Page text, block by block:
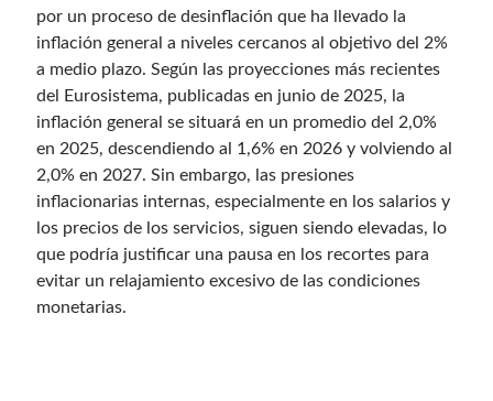
por un proceso de desinflación que ha llevado la
inflación general a niveles cercanos al objetivo del 2%
a medio plazo. Según las proyecciones más recientes
del Eurosistema, publicadas en junio de 2025, la
inflación general se situará en un promedio del 2,0%
en 2025, descendiendo al 1,6% en 2026 y volviendo al
2,0% en 2027. Sin embargo, las presiones
inflacionarias internas, especialmente en los salarios y
los precios de los servicios, siguen siendo elevadas, lo
que podría justificar una pausa en los recortes para
evitar un relajamiento excesivo de las condiciones
monetarias.